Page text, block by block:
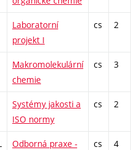
Laboratorní
projekt I
cs 2
Makromolekulární
chemie
cs 3
Systémy jakosti a
ISO normy
cs 2
Odborná praxe -
cs 4